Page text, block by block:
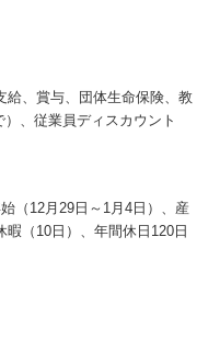
給、賞与、団体生命保険、教
、従業員ディスカウント
（12月29日～1月4日）、産
（10日）、年間休日120日